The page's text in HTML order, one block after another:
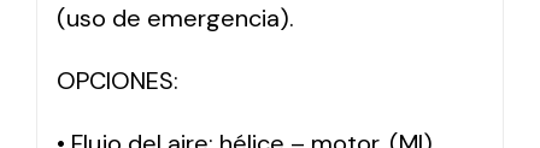
(uso de emergencia).
OPCIONES: